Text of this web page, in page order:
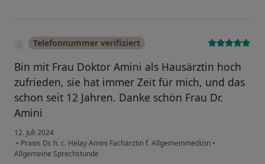
Telefonnummer verifiziert
Bin mit Frau Doktor Amini als Hausärztin hoch
zufrieden, sie hat immer Zeit für mich, und das
schon seit 12 Jahren. Danke schön Frau Dr.
Amini
12. Juli 2024
• Praxis Dr. h. c. Helay Amini Fachärztin f. Allgemeinmedizin •
Allgemeine Sprechstunde